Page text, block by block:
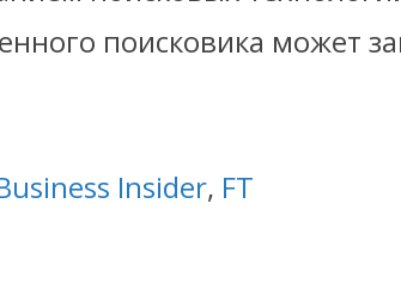
поисковика может
Insider, FT